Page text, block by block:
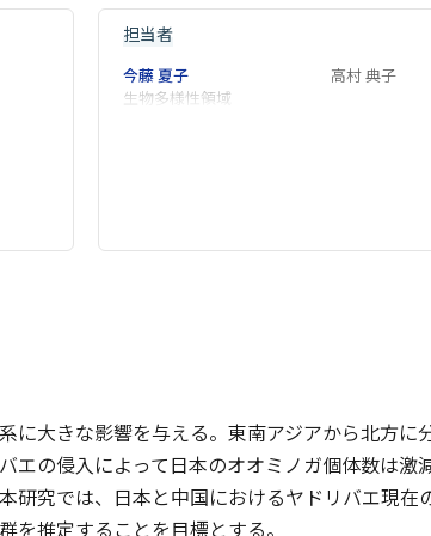
担当者
今藤 夏子
生物多様性領域
高村 典子
に大きな影響を与える。東南アジアから北方
エの侵入によって日本のオオミノガ個体数は
研究では、日本と中国におけるヤドリバエ現
を推定することを目標とする。